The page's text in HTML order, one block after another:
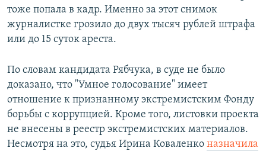
тоже попала в кадр. Именно за этот снимок
журналистке грозило до двух тысяч рублей штрафа
или до 15 суток ареста.
По словам кандидата Рябчука, в суде не было
доказано, что "Умное голосование" имеет
отношение к признанному экстремистским Фонду
борьбы с коррупцией. Кроме того, листовки проекта
не внесены в реестр экстремистских материалов.
Несмотря на это, судья Ирина Коваленко назначила